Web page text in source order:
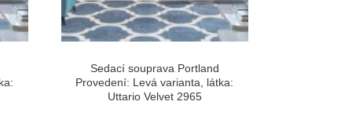
Sedací souprava Portland
Provedení: Levá varianta, látka:
Uttario Velvet 2965